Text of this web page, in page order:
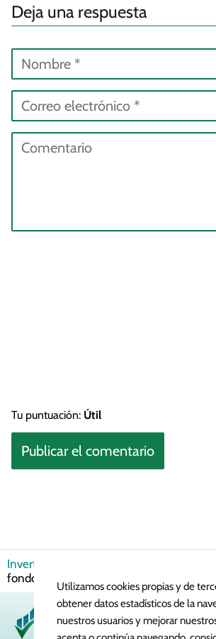
Deja una respuesta
Tu puntuación: Útil
Invertir en Bolsa
fondos de renta fija en España?
Utilizamos cookies propias y de
obtener datos estadísticos de la
nuestros usuarios y mejorar